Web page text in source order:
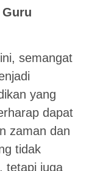
semangat
yang
dapat
zaman dan
tidak
tetapi juga